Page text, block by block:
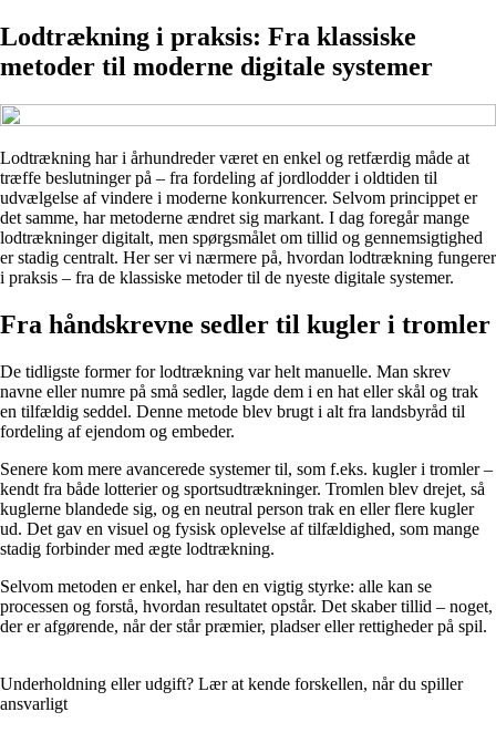
Lodtrækning i praksis: Fra klassiske
metoder til moderne digitale systemer
Lodtrækning har i århundreder været en enkel og retfærdig måde at
træffe beslutninger på – fra fordeling af jordlodder i oldtiden til
udvælgelse af vindere i moderne konkurrencer. Selvom princippet er
det samme, har metoderne ændret sig markant. I dag foregår mange
lodtrækninger digitalt, men spørgsmålet om tillid og gennemsigtighed
er stadig centralt. Her ser vi nærmere på, hvordan lodtrækning fungerer
i praksis – fra de klassiske metoder til de nyeste digitale systemer.
Fra håndskrevne sedler til kugler i tromler
De tidligste former for lodtrækning var helt manuelle. Man skrev
navne eller numre på små sedler, lagde dem i en hat eller skål og trak
en tilfældig seddel. Denne metode blev brugt i alt fra landsbyråd til
fordeling af ejendom og embeder.
Senere kom mere avancerede systemer til, som f.eks. kugler i tromler –
kendt fra både lotterier og sportsudtrækninger. Tromlen blev drejet, så
kuglerne blandede sig, og en neutral person trak en eller flere kugler
ud. Det gav en visuel og fysisk oplevelse af tilfældighed, som mange
stadig forbinder med ægte lodtrækning.
Selvom metoden er enkel, har den en vigtig styrke: alle kan se
processen og forstå, hvordan resultatet opstår. Det skaber tillid – noget,
der er afgørende, når der står præmier, pladser eller rettigheder på spil.
Underholdning eller udgift? Lær at kende forskellen, når du spiller
ansvarligt